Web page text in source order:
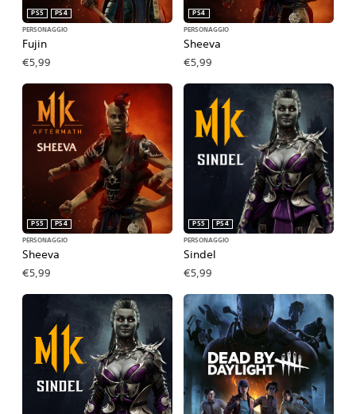
Fujin
PS5
PS4
PERSONAGGIO
€5,99
Sheeva
PS4
PERSONAGGIO
€5,99
Sheeva
PS5
PS4
PERSONAGGIO
€5,99
Sindel
PS5
PS4
PERSONAGGIO
€5,99